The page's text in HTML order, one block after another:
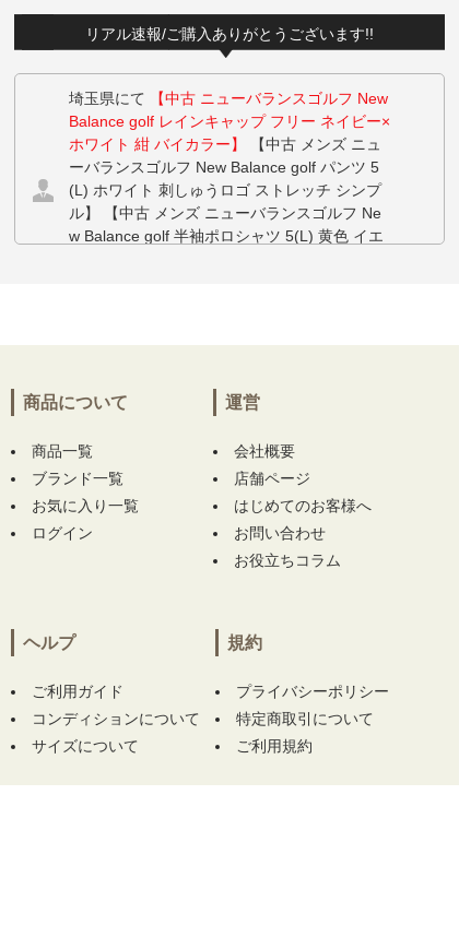
リアル速報/ご購入ありがとうございます!!
埼玉県にて
【中古 ニューバランスゴルフ New
Balance golf レインキャップ フリー ネイビー×
ホワイト 紺 バイカラー】
【中古 メンズ ニュ
ーバランスゴルフ New Balance golf パンツ 5
(L) ホワイト 刺しゅうロゴ ストレッチ シンプ
ル】 【中古 メンズ ニューバランスゴルフ Ne
w Balance golf 半袖ポロシャツ 5(L) 黄色 イエ
ーバランスゴルフ New Balance golf パンツ 5
ル】 をお買い上げ!!ありがとうございます！
東京都にて
【中古 レディース マークアンドロ
黒 モックネック ストレッチ】 【中古 ブリー
フィング BRIEFING サンバイザー ブラック 黒
【中古 レディース マークアンドロ
ナ MARK&LONA 半袖シャツ 36(S) ブラック
黒 モックネック ストレッチ】【中古 ブリー
フィング BRIEFING サンバイザー ブラック 黒
シリコンロゴ】 をお買い上げ!!ありがとうござ
商品について
商品一覧
ブランド一覧
お気に入り一覧
ログイン
運営
会社概要
店舗ページ
はじめてのお客様へ
お問い合わせ
お役立ちコラム
ヘルプ
ご利用ガイド
コンディションについて
サイズについて
規約
プライバシーポリシー
特定商取引について
ご利用規約